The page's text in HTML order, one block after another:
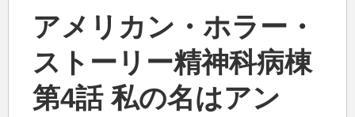
アメリカン・ホラー・
ストーリー精神科病棟
第4話 私の名はアン